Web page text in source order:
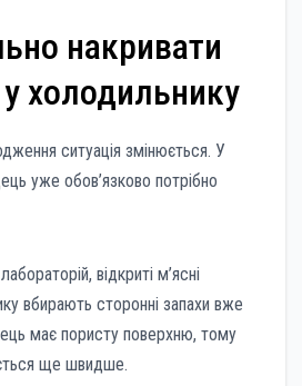
накривати
холодильнику
ситуація змінюється. У
уже обов’язково потрібно
відкриті м’ясні
вбирають сторонні запахи вже
має пористу поверхню, тому
ще швидше.